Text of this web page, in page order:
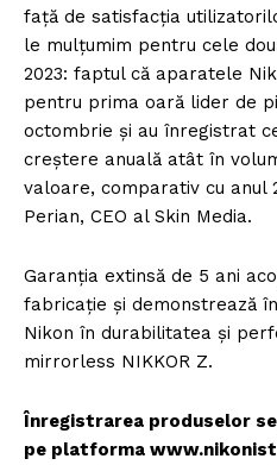
față de satisfacția
le mulțumim pentru cele
2023: faptul că aparatele
pentru prima oară lider de
octombrie și au înregistrat
creștere anuală atât în
valoare, comparativ cu anul
Perian, CEO al Skin Media.
Garanția extinsă de 5 ani
fabricație și demonstrează
Nikon în durabilitatea și
mirrorless NIKKOR Z.
Înregistrarea produselor
pe platforma